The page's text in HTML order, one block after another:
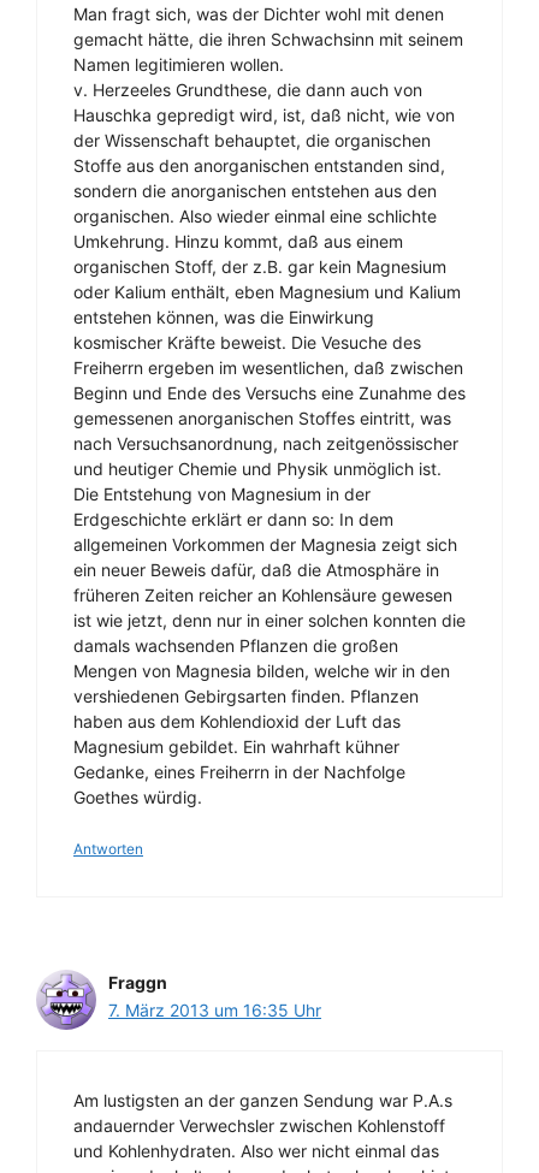
Man fragt sich, was der Dichter wohl mit denen
gemacht hätte, die ihren Schwachsinn mit seinem
Namen legitimieren wollen.
v. Herzeeles Grundthese, die dann auch von
Hauschka gepredigt wird, ist, daß nicht, wie von
der Wissenschaft behauptet, die organischen
Stoffe aus den anorganischen entstanden sind,
sondern die anorganischen entstehen aus den
organischen. Also wieder einmal eine schlichte
Umkehrung. Hinzu kommt, daß aus einem
organischen Stoff, der z.B. gar kein Magnesium
oder Kalium enthält, eben Magnesium und Kalium
entstehen können, was die Einwirkung
kosmischer Kräfte beweist. Die Vesuche des
Freiherrn ergeben im wesentlichen, daß zwischen
Beginn und Ende des Versuchs eine Zunahme des
gemessenen anorganischen Stoffes eintritt, was
nach Versuchsanordnung, nach zeitgenössischer
und heutiger Chemie und Physik unmöglich ist.
Die Entstehung von Magnesium in der
Erdgeschichte erklärt er dann so: In dem
allgemeinen Vorkommen der Magnesia zeigt sich
ein neuer Beweis dafür, daß die Atmosphäre in
früheren Zeiten reicher an Kohlensäure gewesen
ist wie jetzt, denn nur in einer solchen konnten die
damals wachsenden Pflanzen die großen
Mengen von Magnesia bilden, welche wir in den
vershiedenen Gebirgsarten finden. Pflanzen
haben aus dem Kohlendioxid der Luft das
Magnesium gebildet. Ein wahrhaft kühner
Gedanke, eines Freiherrn in der Nachfolge
Goethes würdig.
Antworten
Fraggn
7. März 2013 um 16:35 Uhr
Am lustigsten an der ganzen Sendung war P.A.s
andauernder Verwechsler zwischen Kohlenstoff
und Kohlenhydraten. Also wer nicht einmal das